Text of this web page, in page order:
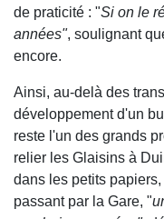
de praticité : "Si on le
années", soulignant
encore.
Ainsi, au-delà des
développement d'un
reste l'un des grands
relier les Glaisins à
dans les petits
passant par la Gare, "